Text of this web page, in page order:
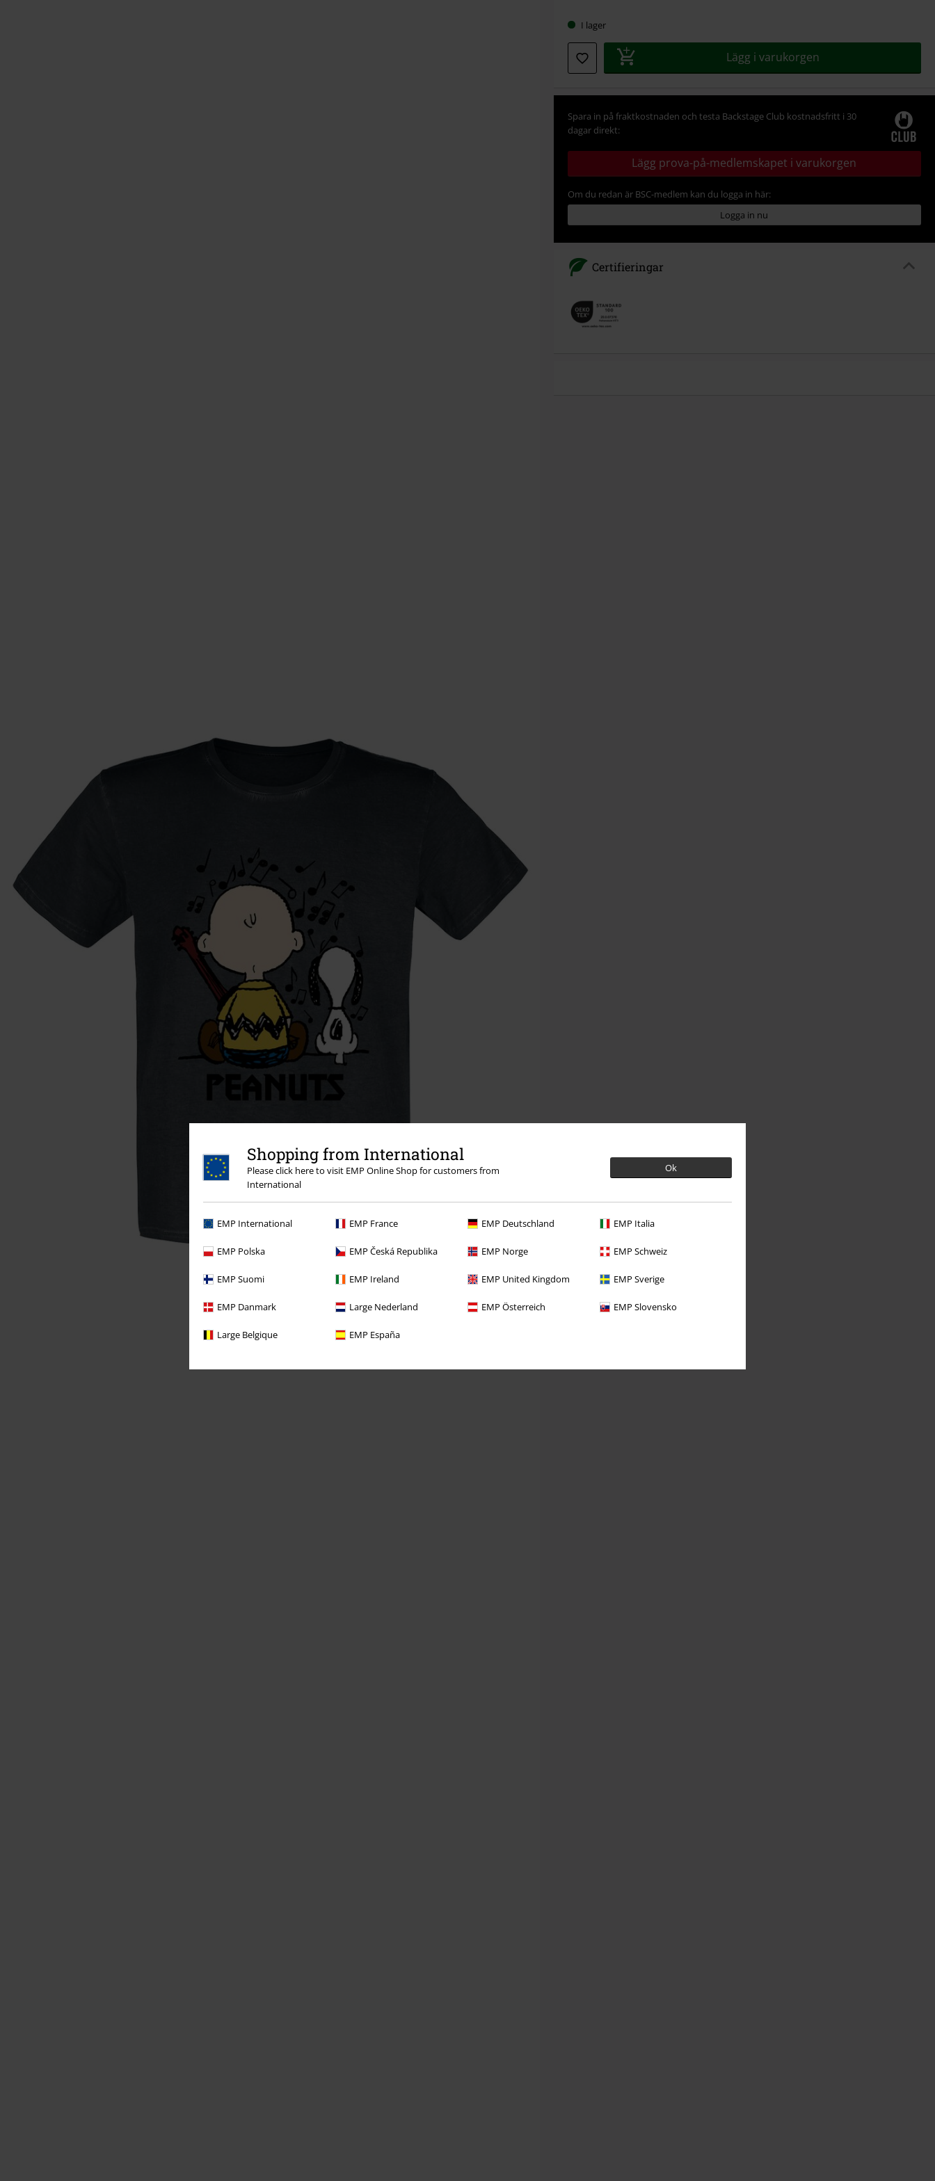
Shopping from International
Please click here to visit EMP Online Shop for customers from
International
Ok
EMP International EMP France EMP Deutschland EMP Italia
EMP Polska EMP Česká Republika EMP Norge EMP Schweiz
EMP Suomi EMP Ireland EMP United Kingdom EMP Sverige
EMP Danmark Large Nederland EMP Österreich EMP Slovensko
Large Belgique EMP España
I lager
Lägg i varukorgen
Spara in på fraktkostnaden och testa Backstage Club kostnadsfritt i 30
dagar direkt:
Lägg prova-på-medlemskapet i varukorgen
Om du redan är BSC-medlem kan du logga in här:
Logga in nu
Certifieringar